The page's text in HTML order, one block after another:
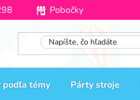
Pobočky
podľa témy Párty stroje